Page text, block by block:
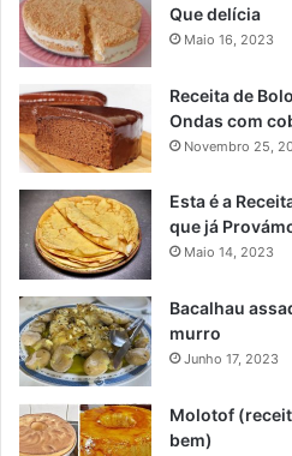
Que delícia
Maio 16, 2023
Receita de
Ondas com
Novembro 25,
Esta é a
que já
Maio 14, 2023
Bacalhau
murro
Junho 17, 2023
Molotof
bem)